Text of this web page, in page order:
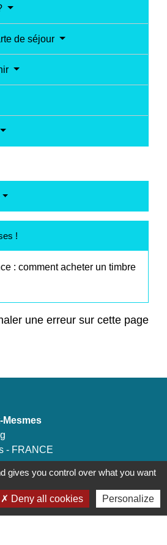
de séjour
!
: comment acheter un timbre
une erreur sur cette page
Mesmes
- FRANCE
gives you control over what you want
Deny all cookies Personalize